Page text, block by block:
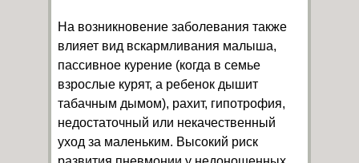
На возникновение заболевания также
влияет вид вскармливания малыша,
пассивное курение (когда в семье
взрослые курят, а ребенок дышит
табачным дымом), рахит, гипотрофия,
недостаточный или некачественный
уход за маленьким. Высокий риск